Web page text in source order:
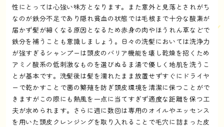
性にとっては心強い味方となります。また意外と見落とされがち
なのが鉄分不足であり隠れ貧血の状態では毛根まで十分な酸素が
届かず髪が細くなる原因となるため赤身の肉やほうれん草などで
鉄分を補うことも意識しましょう。日々の洗髪においては洗浄力
が強すぎるシャンプーは頭皮のバリア機能を壊し乾燥を招くため
アミノ酸系の低刺激なものを選びぬるま湯で優しく地肌を洗うこ
とが基本です。洗髪後は髪を濡れたまま放置せずすぐにドライヤ
ーで乾かすことで菌の繁殖を防ぎ頭皮環境を清潔に保つことがで
きますがこの際にも熱風を一点に当てすぎず適度な距離を保つ工
夫が求められます。さらに週に数回は専用のオイルやエッセンス
を用いた頭皮クレンジングを取り入れることで毛穴に詰まった皮